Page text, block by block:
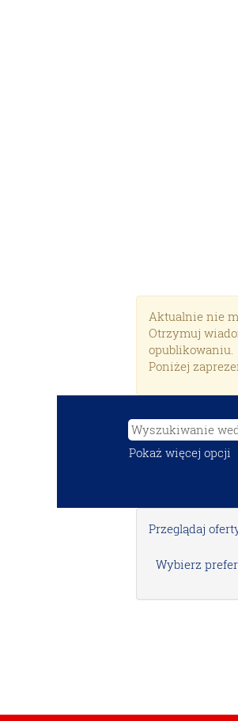
Aktualnie nie
Otrzymuj
opublikowaniu.
Poniżej
Pokaż więcej opcji
Przeglądaj
Wybierz